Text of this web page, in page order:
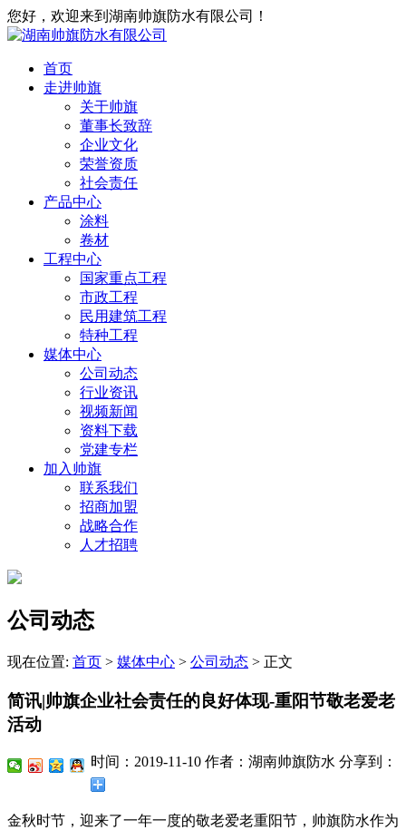
您好，欢迎来到湖南帅旗防水有限公司！
首页
走进帅旗
关于帅旗
董事长致辞
企业文化
荣誉资质
社会责任
产品中心
涂料
卷材
工程中心
国家重点工程
市政工程
民用建筑工程
特种工程
媒体中心
公司动态
行业资讯
视频新闻
资料下载
党建专栏
加入帅旗
联系我们
招商加盟
战略合作
人才招聘
公司动态
现在位置: 首页 > 媒体中心 > 公司动态 > 正文
简讯|帅旗企业社会责任的良好体现-重阳节敬老爱老
活动
时间：2019-11-10 作者：湖南帅旗防水 分享到：
金秋时节，迎来了一年一度的敬老爱老重阳节，帅旗防水作为